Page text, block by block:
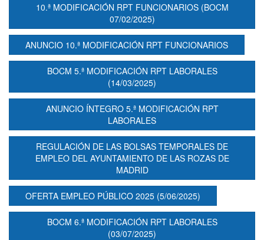
10.ª MODIFICACIÓN RPT FUNCIONARIOS (BOCM
07/02/2025)
ANUNCIO 10.ª MODIFICACIÓN RPT FUNCIONARIOS
BOCM 5.ª MODIFICACIÓN RPT LABORALES
(14/03/2025)
ANUNCIO ÍNTEGRO 5.ª MODIFICACIÓN RPT
LABORALES
REGULACIÓN DE LAS BOLSAS TEMPORALES DE
EMPLEO DEL AYUNTAMIENTO DE LAS ROZAS DE
MADRID
OFERTA EMPLEO PÚBLICO 2025 (5/06/2025)
BOCM 6.ª MODIFICACIÓN RPT LABORALES
(03/07/2025)